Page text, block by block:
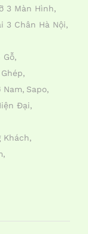
3 Màn Hình
3 Chân Hà Nội
Gỗ
Nam Sapo
Đại
Khách